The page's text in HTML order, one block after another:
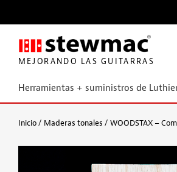
MEJORANDO LAS GUITARRAS
Herramientas + suministros de
Inicio Maderas tonales WOODSTAX –